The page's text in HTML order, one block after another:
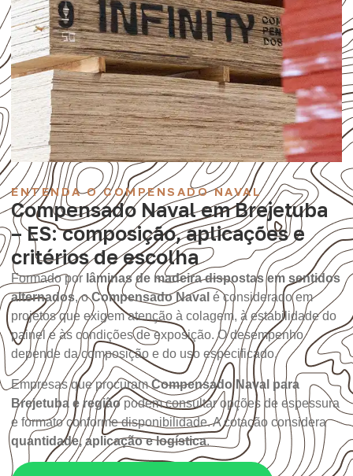
ENTENDA O COMPENSADO NAVAL
Compensado Naval em Brejetuba
– ES: composição, aplicações e
critérios de escolha
Formado por lâminas de madeira dispostas em sentidos
alternados, oCompensado Naval é considerado em
projetos que exigem atenção à colagem, à estabilidade do
painel e às condições de exposição. O desempenho
depende da composição e do uso especificado.
Empresas que procuramCompensado Naval para
Brejetuba e regiãopodem consultar opções de espessura
e formato conforme disponibilidade. A cotação considera
quantidade, aplicação e logística.